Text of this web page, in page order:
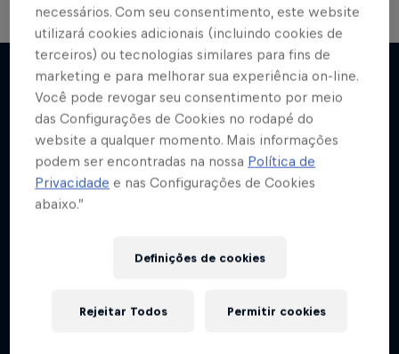
Mais
Neymar Jr.
Acesso total e irrestrito à casa e à vida do
jogador
1 Temporada · 6 episódios
necessários. Com seu consentimento, este website
utilizará cookies adicionais (incluindo cookies de
terceiros) ou tecnologias similares para fins de
marketing e para melhorar sua experiência on-line.
Você pode revogar seu consentimento por meio
das Configurações de Cookies no rodapé do
website a qualquer momento. Mais informações
podem ser encontradas na nossa Política de
Privacidade e nas Configurações de Cookies
abaixo.”
Definições de cookies
Rejeitar Todos Permitir cookies